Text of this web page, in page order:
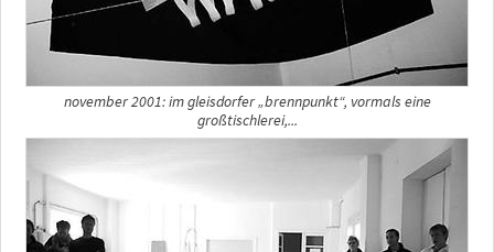
november 2001: im gleisdorfer „brennpunkt“, vormals eine
großtischlerei,...